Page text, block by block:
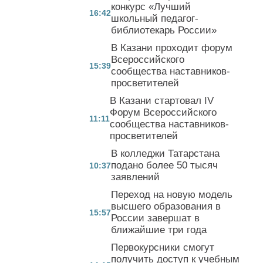
16:42
конкурс «Лучший
школьный педагог-
библиотекарь России»
15:39
В Казани проходит форум
Всероссийского
сообщества наставников-
просветителей
11:11
В Казани стартовал IV
Форум Всероссийского
сообщества наставников-
просветителей
10:37
В колледжи Татарстана
подано более 50 тысяч
заявлений
15:57
Переход на новую модель
высшего образования в
России завершат в
ближайшие три года
Первокурсники смогут
получить доступ к учебным